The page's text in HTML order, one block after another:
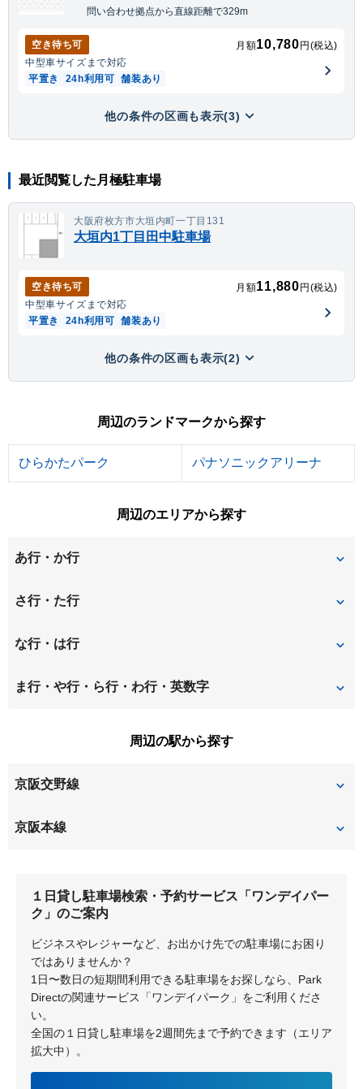
問い合わせ拠点から直線距離で329m
空き待ち可 月額10,780 円(税込)
中型車サイズまで対応
平置き
24h利用可 舗装あり
他の条件の区画も表示(3)
最近閲覧した月極駐車場
大阪府枚方市大垣内町一丁目131
大垣内1丁目田中駐車場
空き待ち可 月額11,880 円(税込)
中型車サイズまで対応
平置き
24h利用可 舗装あり
他の条件の区画も表示(2)
周辺のランドマークから探す
ひらかたパーク パナソニックアリーナ
周辺のエリアから探す
あ行・か行
伊加賀寿町
伊加賀西町
大垣内町
大冠町
甲斐田町
北中振 香里園桜木町
御殿山町
さ行・た行
桜丘町
新之栄町 翠香園町
堤町
堂山
な行・は行
中宮西之町 中宮東之町
茄子作北町
東中振
枚方元町 深沢町
深沢本町 星丘
ま行・や行・ら行・わ行・英数字
周辺の駅から探す
京阪交野線
宮之阪
郡津
京阪本線
枚方公園 枚方市
１日貸し駐車場検索・予約サービス「ワンデイパー
ク」のご案内
ビジネスやレジャーなど、お出かけ先での駐車場にお困り
ではありませんか？
1日〜数日の短期間利用できる駐車場をお探しなら、Park
Directの関連サービス「ワンデイパーク」をご利用くださ
い。
全国の１日貸し駐車場を2週間先まで予約できます（エリア
拡大中）。